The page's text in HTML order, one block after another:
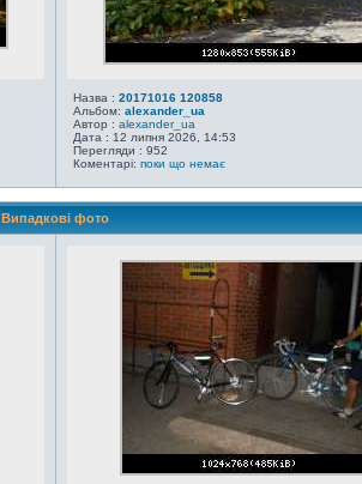
Назва : 20171016 120858
Альбом: alexander_ua
Автор : alexander_ua
Дата : 12 липня 2026, 14:53
Перегляди : 952
Коментарі: поки що немає
Випадкові фото